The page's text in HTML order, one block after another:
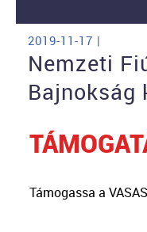
2019-11-17 |
Nemzeti
Bajnokság
Támogassa a